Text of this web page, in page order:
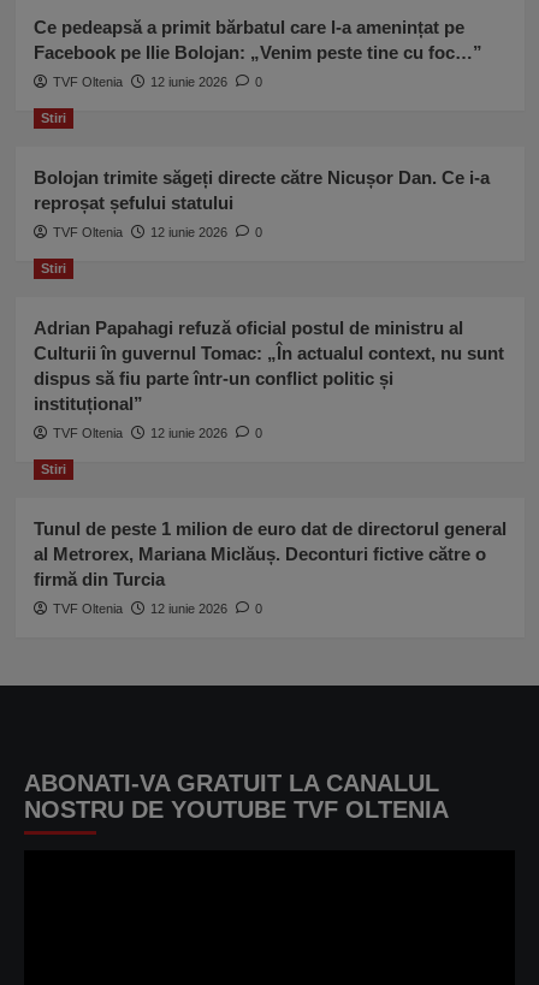
Ce pedeapsă a primit bărbatul care l-a amenințat pe
Facebook pe Ilie Bolojan: „Venim peste tine cu foc…”
TVF Oltenia 12 iunie 2026 0
Stiri
Bolojan trimite săgeți directe către Nicușor Dan. Ce i-a
reproșat șefului statului
TVF Oltenia 12 iunie 2026 0
Stiri
Adrian Papahagi refuză oficial postul de ministru al
Culturii în guvernul Tomac: „În actualul context, nu sunt
dispus să fiu parte într-un conflict politic și
instituțional”
TVF Oltenia 12 iunie 2026 0
Stiri
Tunul de peste 1 milion de euro dat de directorul general
al Metrorex, Mariana Miclăuș. Deconturi fictive către o
firmă din Turcia
TVF Oltenia 12 iunie 2026 0
ABONATI-VA GRATUIT LA CANALUL
NOSTRU DE YOUTUBE TVF OLTENIA